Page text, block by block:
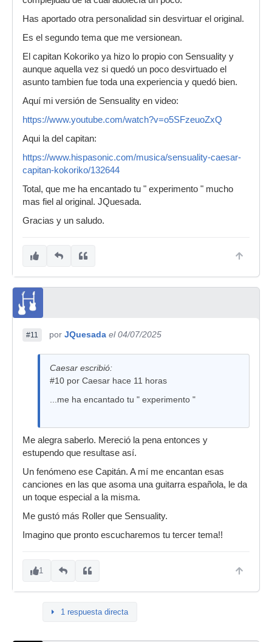
Has aportado otra personalidad sin desvirtuar el original.
Es el segundo tema que me versionean.
El capitan Kokoriko ya hizo lo propio con Sensuality y
aunque aquella vez si quedó un poco desvirtuado el
asunto tambien fue toda una experiencia y quedó bien.
Aquí mi versión de Sensuality en video:
https://www.youtube.com/watch?v=o5SFzeuoZxQ
Aqui la del capitan:
https://www.hispasonic.com/musica/sensuality-caesar-
capitan-kokoriko/132644
Total, que me ha encantado tu " experimento " mucho
mas fiel al original. JQuesada.
Gracias y un saludo.
#11 por JQuesada el 04/07/2025
Caesar escribió:
#10 por Caesar hace 11 horas
...me ha encantado tu " experimento "
Me alegra saberlo. Mereció la pena entonces y
estupendo que resultase así.
Un fenómeno ese Capitán. A mí me encantan esas
canciones en las que asoma una guitarra española, le da
un toque especial a la misma.
Me gustó más Roller que Sensuality.
Imagino que pronto escucharemos tu tercer tema!!
1
1 respuesta directa